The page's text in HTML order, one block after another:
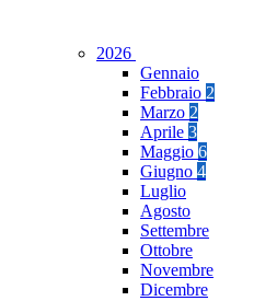
2026
Gennaio
Febbraio 2
Marzo 2
Aprile 3
Maggio 6
Giugno 4
Luglio
Agosto
Settembre
Ottobre
Novembre
Dicembre